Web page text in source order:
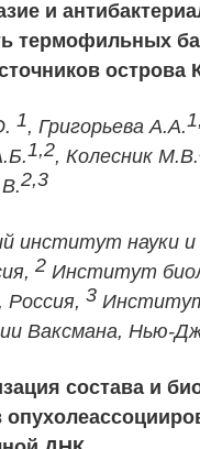
и
термофильных
острова
1, Григорьева А.А.
1,2, Колесник М.В.
2,3
институт науки и
2 Институт
3
Ваксмана, Нью-
состава и